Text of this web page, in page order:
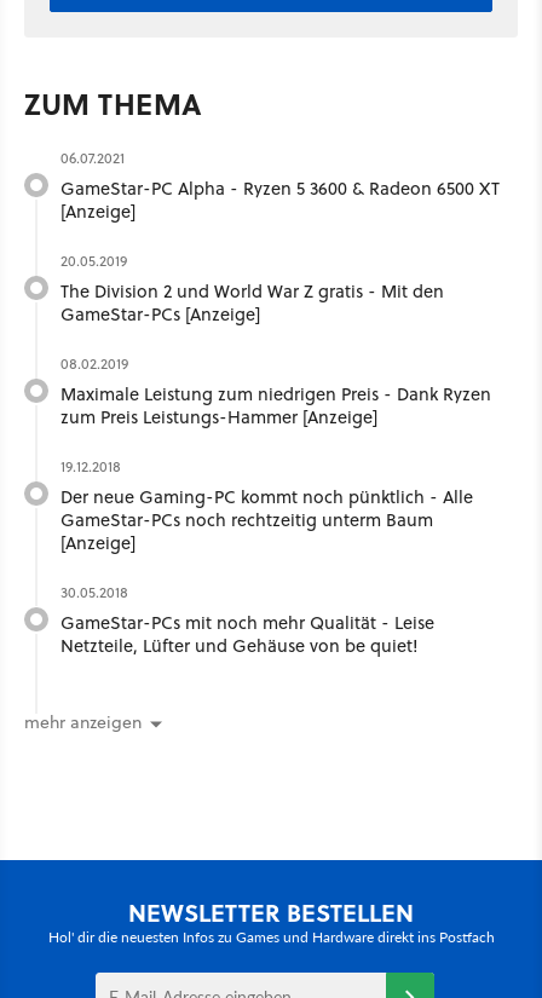
ZUM THEMA
06.07.2021
GameStar-PC Alpha - Ryzen 5 3600 & Radeon 6500 XT
[Anzeige]
20.05.2019
The Division 2 und World War Z gratis - Mit den
GameStar-PCs [Anzeige]
08.02.2019
Maximale Leistung zum niedrigen Preis - Dank Ryzen
zum Preis Leistungs-Hammer [Anzeige]
19.12.2018
Der neue Gaming-PC kommt noch pünktlich - Alle
GameStar-PCs noch rechtzeitig unterm Baum
[Anzeige]
30.05.2018
GameStar-PCs mit noch mehr Qualität - Leise
Netzteile, Lüfter und Gehäuse von be quiet!
mehr anzeigen
NEWSLETTER BESTELLEN
Hol' dir die neuesten Infos zu Games und Hardware direkt ins Postfach